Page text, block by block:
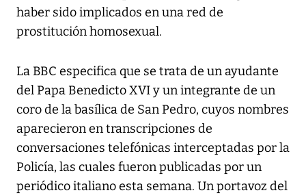
haber sido implicados en una red de
prostitución homosexual.
La BBC especifica que se trata de un ayudante
del Papa Benedicto XVI y un integrante de un
coro de la basílica de San Pedro, cuyos nombres
aparecieron en transcripciones de
conversaciones telefónicas interceptadas por la
Policía, las cuales fueron publicadas por un
periódico italiano esta semana. Un portavoz del